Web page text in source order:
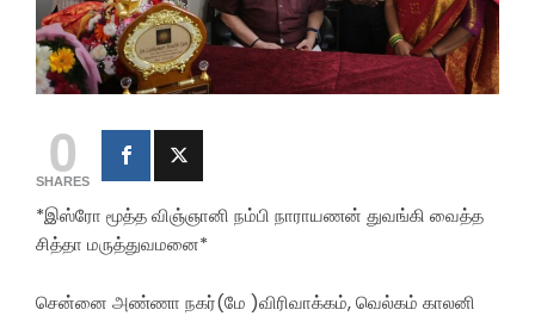
0
SHARES
*இஸ்ரோ மூத்த விஞ்ஞானி நம்பி நாராயணன் துவங்கி வைத்த
சித்தா மருத்துவமனை*
சென்னை அண்ணா நகர்(மே )விரிவாக்கம், வெல்கம் காலனி